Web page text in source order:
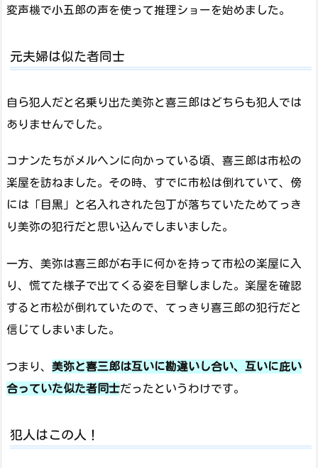
変声機で小五郎の声を使って推理ショーを始めました。
元夫婦は似た者同士
自ら犯人だと名乗り出た美弥と喜三郎はどちらも犯人では
ありませんでした。
コナンたちがメルヘンに向かっている頃、喜三郎は市松の
楽屋を訪ねました。その時、すでに市松は倒れていて、傍
には「目黒」と名入れされた包丁が落ちていたためてっき
り美弥の犯行だと思い込んでしまいました。
一方、美弥は喜三郎が右手に何かを持って市松の楽屋に入
り、慌てた様子で出てくる姿を目撃しました。楽屋を確認
すると市松が倒れていたので、てっきり喜三郎の犯行だと
信じてしまいました。
つまり、 美弥と喜三郎は互いに勘違いし合い、互いに庇い
合っていた似た者同士だったというわけです。
犯人はこの人！